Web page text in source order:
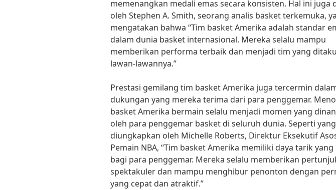
memenangkan medali emas secara konsisten. Hal ini juga
oleh Stephen A. Smith, seorang analis basket terkemuka,
mengatakan bahwa “Tim basket Amerika adalah standar
dalam dunia basket internasional. Mereka selalu mampu
memberikan performa terbaik dan menjadi tim yang
lawan-lawannya.”
Prestasi gemilang tim basket Amerika juga tercermin
dukungan yang mereka terima dari para penggemar.
basket Amerika bermain selalu menjadi momen yang
oleh para penggemar basket di seluruh dunia. Seperti yang
diungkapkan oleh Michelle Roberts, Direktur Eksekutif
Pemain NBA, “Tim basket Amerika memiliki daya tarik
bagi para penggemar. Mereka selalu memberikan
spektakuler dan mampu menghibur penonton dengan
yang cepat dan atraktif.”